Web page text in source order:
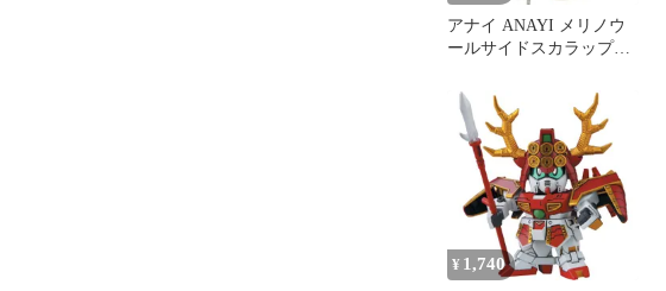
アナイ ANAYI メリノウ
ールサイドスカラッププ
ハイネック ワンカラー
無地 38 ピンク 102218-
16-440-12-380 /BB
¥ 1,740